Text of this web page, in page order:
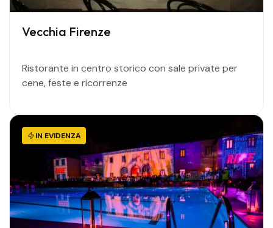
Vecchia Firenze
Ristorante in centro storico con sale private per
cene, feste e ricorrenze
IN EVIDENZA